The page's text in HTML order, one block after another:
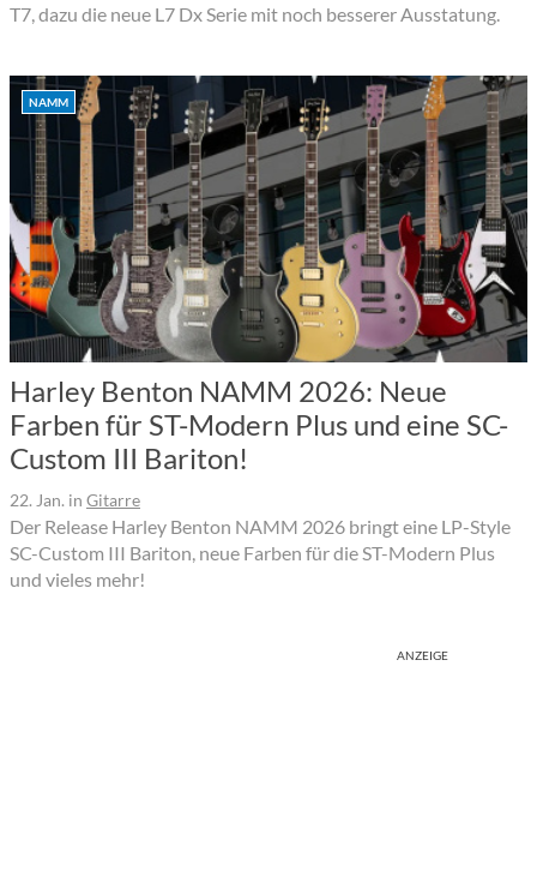
T7, dazu die neue L7 Dx Serie mit noch besserer Ausstatung.
NAMM
Harley Benton NAMM 2026: Neue
Farben für ST-Modern Plus und eine SC-
Custom III Bariton!
22. Jan. in Gitarre
Der Release Harley Benton NAMM 2026 bringt eine LP-Style
SC-Custom III Bariton, neue Farben für die ST-Modern Plus
und vieles mehr!
ANZEIGE